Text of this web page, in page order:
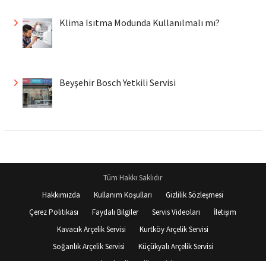
Klima Isıtma Modunda Kullanılmalı mı?
Beyşehir Bosch Yetkili Servisi
Tüm Hakkı Saklıdır
Hakkımızda
Kullanım Koşulları
Gizlilik Sözleşmesi
Çerez Politikası
Faydalı Bilgiler Servis Videoları
İletişim
Kavacık Arçelik Servisi
Kurtköy Arçelik Servisi
Soğanlık Arçelik Servisi
Küçükyalı Arçelik Servisi